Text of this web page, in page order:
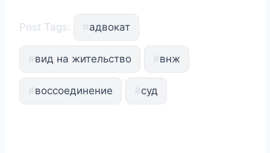
Post Tags: #адвокат
#вид на жительство #внж
#воссоединение #суд